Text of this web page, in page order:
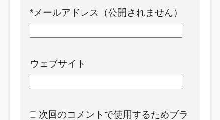
*メールアドレス（公開されません）
ウェブサイト
次回のコメントで使用するためブラ